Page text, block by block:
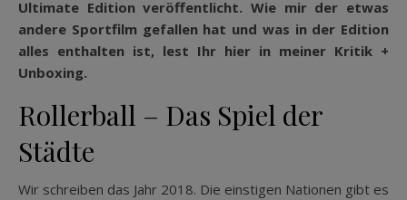
Ultimate Edition veröffentlicht. Wie mir der etwas
andere Sportfilm gefallen hat und was in der Edition
alles enthalten ist, lest Ihr hier in meiner Kritik +
Unboxing.
Rollerball – Das Spiel der
Städte
Wir schreiben das Jahr 2018. Die einstigen Nationen gibt es